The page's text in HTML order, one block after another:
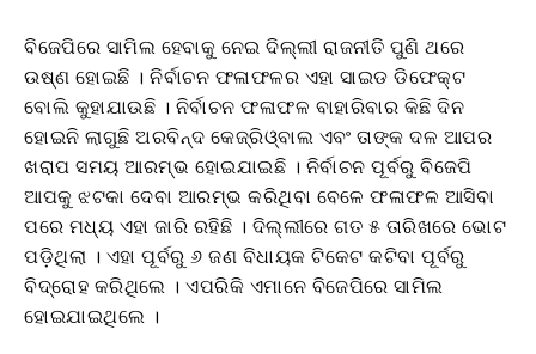
ବିଜେପିରେ ସାମିଲ ହେବାକୁ ନେଇ ଦିଲ୍ଲୀ ରାଜନୀତି ପୁଣି ଥରେ
ଉଷ୍ଣ ହୋଇଛି । ନିର୍ବାଚନ ଫଳାଫଳର ଏହା ସାଇଡ ଡିଫେକ୍ଟ
ବୋଲି କୁହାଯାଉଛି । ନିର୍ବାଚନ ଫଳାଫଳ ବାହାରିବାର କିଛି ଦିନ
ହୋଇନି ଲାଗୁଛି ଅରବିନ୍ଦ କେଜ୍ରିଓ୍ବାଲ ଏବଂ ତାଙ୍କ ଦଳ ଆପର
ଖରାପ ସମୟ ଆରମ୍ଭ ହୋଇଯାଇଛି । ନିର୍ବାଚନ ପୂର୍ବରୁ ବିଜେପି
ଆପକୁ ଝଟକା ଦେବା ଆରମ୍ଭ କରିଥିବା ବେଳେ ଫଳାଫଳ ଆସିବା
ପରେ ମଧ୍ୟ ଏହା ଜାରି ରହିଛି । ଦିଲ୍ଲୀରେ ଗତ ୫ ତାରିଖରେ ଭୋଟ
ପଡ଼ିଥିଲା । ଏହା ପୂର୍ବରୁ ୬ ଜଣ ବିଧାୟକ ଟିକେଟ କଟିବା ପୂର୍ବରୁ
ବିଦ୍ରୋହ କରିଥିଲେ । ଏପରିକି ଏମାନେ ବିଜେପିରେ ସାମିଲ
ହୋଇଯାଇଥିଲେ ।